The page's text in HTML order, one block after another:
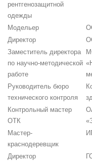
рентгенозащитной
одежды
Модельер
Директор
Заместитель директора
по научно-методической
работе
Руководитель бюро
технического контроля
Контрольный мастер
ОТК
Мастер-
краснодеревщик
Директор